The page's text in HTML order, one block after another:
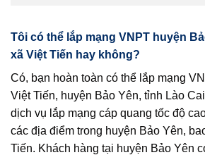
Tôi có thể lắp mạng VNPT huyện
xã Việt Tiến hay không?
Có, bạn hoàn toàn có thể lắp mạng
Việt Tiến, huyện Bảo Yên, tỉnh Lào
dịch vụ lắp mạng cáp quang tốc độ
các địa điểm trong huyện Bảo Yên,
Tiến. Khách hàng tại huyện Bảo Yên